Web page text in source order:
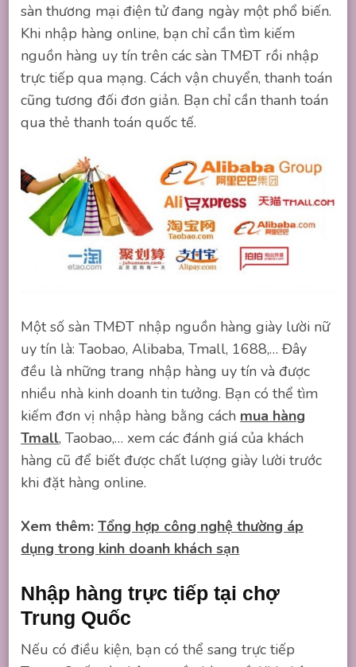
sàn thương mại điện tử đang ngày một phổ biến.
Khi nhập hàng online, bạn chỉ cần tìm kiếm
nguồn hàng uy tín trên các sàn TMĐT rồi nhập
trực tiếp qua mạng. Cách vận chuyển, thanh toán
cũng tương đối đơn giản. Bạn chỉ cần thanh toán
qua thẻ thanh toán quốc tế.
Một số sàn TMĐT nhập nguồn hàng giày lười nữ
uy tín là: Taobao, Alibaba, Tmall, 1688,… Đây
đều là những trang nhập hàng uy tín và được
nhiều nhà kinh doanh tin tưởng. Bạn có thể tìm
kiếm đơn vị nhập hàng bằng cách mua hàng
Tmall, Taobao,… xem các đánh giá của khách
hàng cũ để biết được chất lượng giày lười trước
khi đặt hàng online.
Xem thêm:Tổng hợp công nghệ thường áp
dụng trong kinh doanh khách sạn
Nhập hàng trực tiếp tại chợ
Trung Quốc
Nếu có điều kiện, bạn có thể sang trực tiếp